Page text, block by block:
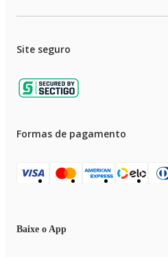
Site seguro
Formas de pagamento
Baixe o App